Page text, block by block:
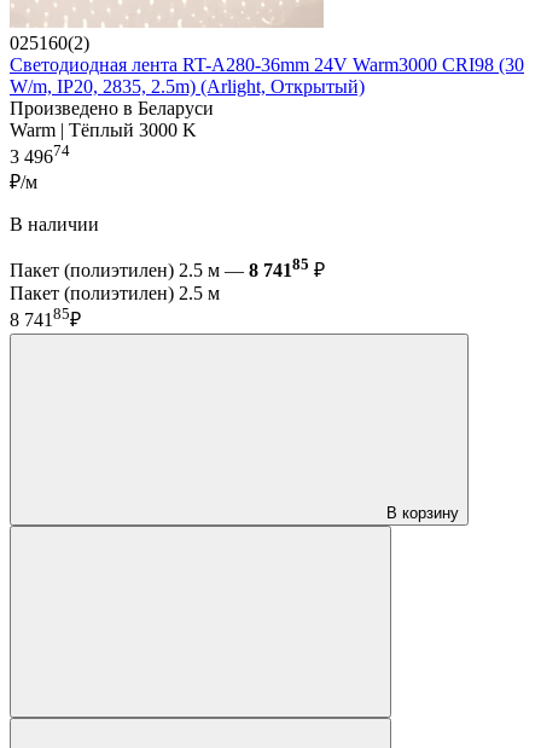
025160(2)
Светодиодная лента RT-A280-36mm 24V Warm3000 CRI98 (30
W/m, IP20, 2835, 2.5m) (Arlight, Открытый)
Произведено в Беларуси
Warm | Тёплый 3000 K
3 49674
₽/м
В наличии
Пакет (полиэтилен) 2.5 м — 8 74185 ₽
Пакет (полиэтилен) 2.5 м
8 74185₽
В корзину